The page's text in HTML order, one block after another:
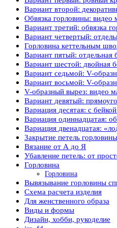
Вариант второй:
Обвязка горловины: видео
Вариант третий: обвязка
Вариант четвертый:
Горловина кеттельным
Вариант пятый: отдельная
Вариант шестой: двойная
Вариант седьмой: V-
Вариант восьмой: V-
V-образный вырез: видео
Вариант девятый:
Вариация десятая: с
Вариация одиннадцатая:
Вариация двенадцатая:
Закрытие петель
Вязание от А до Я
Убавление петель: от
Горловина
Гор­ло­вина
Вывязывание горловины
Схема расчета изделия
Для женственного образа
Виды и формы
Дизайн, хобби, рукоделие